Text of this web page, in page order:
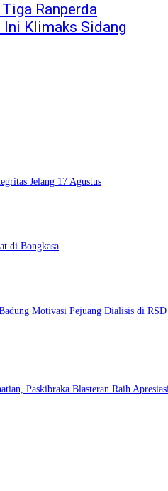
Ranperda
Klimaks Sidang
Jelang 17 Agustus
di Bongkasa
Motivasi Pejuang Dialisis di RSD
Paskibraka Blasteran Raih